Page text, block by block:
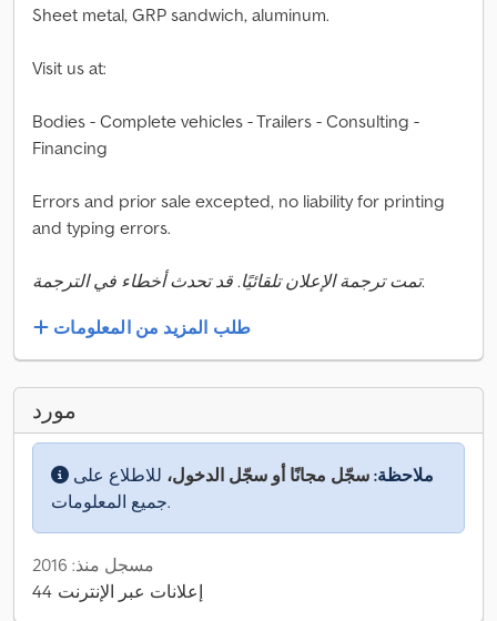
Sheet metal, GRP sandwich, aluminum.
Visit us at:
Bodies - Complete vehicles - Trailers - Consulting -
Financing
Errors and prior sale excepted, no liability for printing
and typing errors.
تمت ترجمة الإعلان تلقائيًا. قد تحدث أخطاء في الترجمة.
طلب المزيد من المعلومات
مورد
ملاحظة: سجّل مجانًا أو سجّل الدخول، للاطلاع على
جميع المعلومات.
مسجل منذ: 2016
44 إعلانات عبر الإنترنت